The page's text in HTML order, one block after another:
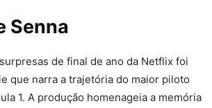
Senna
de final de ano da Netflix foi
que narra a trajetória do maior piloto
1. A produção homenageia a memória